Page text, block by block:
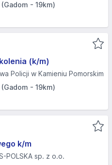
- 19km)
(k/m)
Policji w Kamieniu Pomorskim
- 19km)
k/m
POLSKA sp. z o.o.